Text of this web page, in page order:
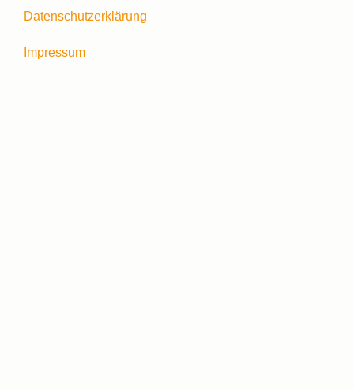
Datenschutzerklärung
Impressum